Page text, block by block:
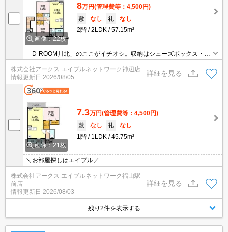
画像：22枚
8万円(管理費等：4,500円)
敷
なし 礼
なし
2階
2LDK 57.15m²
「D-ROOM川北」のここがイチオシ。収納はシューズボックス・ク
ロゼットなど豊富なので、衣類や履き物の整理がしやすく便利で
す。荷物を注文する時に時間を気にしなくてよくなる宅配ボックス
を共用部に備え付けております。室内設備は浴室乾燥機・洗面所独
立などが揃っており、とても充実しています。
株式会社アークス エイブルネットワーク神辺店
情報更新日 2026/08/05
詳細を見る
画像：21枚
7.3万円(管理費等：4,500円)
敷
なし 礼
なし
1階
1LDK 45.75m²
＼お部屋探しはエイブル／
株式会社アークス エイブルネットワーク福山駅
前店
情報更新日 2026/08/03
詳細を見る
残り2件を表示する